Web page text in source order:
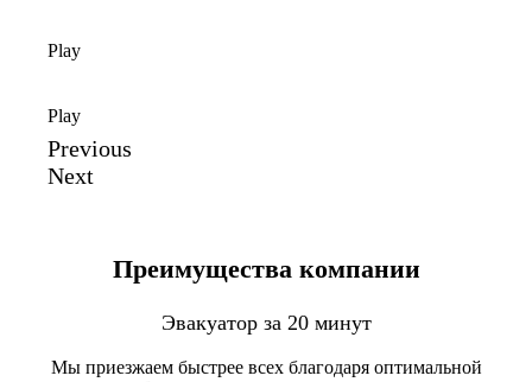
Play
Play
Previous
Next
Преимущества компании
Эвакуатор за 20 минут
Мы приезжаем быстрее всех благодаря оптимальной